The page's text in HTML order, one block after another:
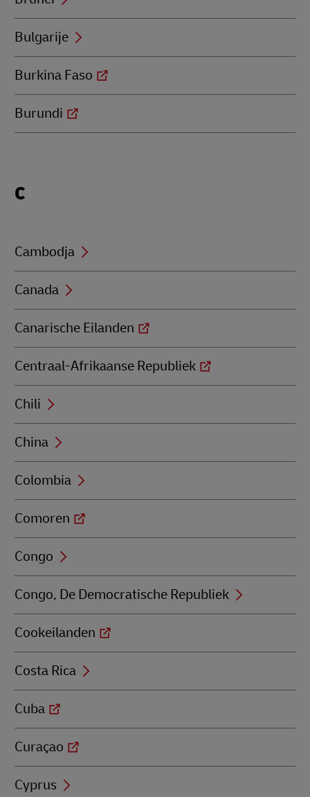
Bulgarije
Burkina Faso
Burundi
beginning
C
Cambodja
Canada
Canarische Eilanden
Centraal-Afrikaanse Republiek
Chili
China
Colombia
Comoren
Congo
Congo, De Democratische Republiek
Cookeilanden
Costa Rica
Cuba
Curaçao
Cyprus